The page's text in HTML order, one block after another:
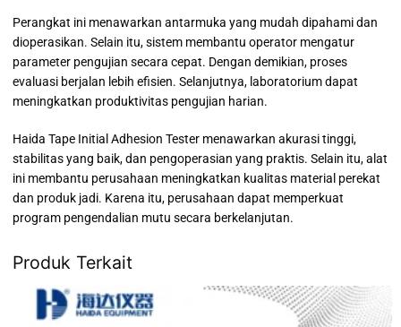
Perangkat ini menawarkan antarmuka yang mudah dipahami dan
dioperasikan. Selain itu, sistem membantu operator mengatur
parameter pengujian secara cepat. Dengan demikian, proses
evaluasi berjalan lebih efisien. Selanjutnya, laboratorium dapat
meningkatkan produktivitas pengujian harian.
Haida Tape Initial Adhesion Tester menawarkan akurasi tinggi,
stabilitas yang baik, dan pengoperasian yang praktis. Selain itu, alat
ini membantu perusahaan meningkatkan kualitas material perekat
dan produk jadi. Karena itu, perusahaan dapat memperkuat
program pengendalian mutu secara berkelanjutan.
Produk Terkait